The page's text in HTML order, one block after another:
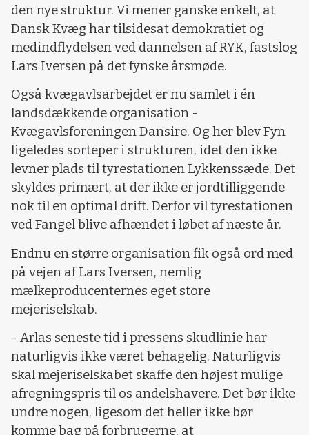
den nye struktur. Vi mener ganske enkelt, at
Dansk Kvæg har tilsidesat demokratiet og
medindflydelsen ved dannelsen af RYK, fastslog
Lars Iversen på det fynske årsmøde.
Også kvægavlsarbejdet er nu samlet i én
landsdækkende organisation -
Kvægavlsforeningen Dansire. Og her blev Fyn
ligeledes sorteper i strukturen, idet den ikke
levner plads til tyrestationen Lykkenssæde. Det
skyldes primært, at der ikke er jordtilliggende
nok til en optimal drift. Derfor vil tyrestationen
ved Fangel blive afhændet i løbet af næste år.
Endnu en større organisation fik også ord med
på vejen af Lars Iversen, nemlig
mælkeproducenternes eget store
mejeriselskab.
- Arlas seneste tid i pressens skudlinie har
naturligvis ikke været behagelig. Naturligvis
skal mejeriselskabet skaffe den højest mulige
afregningspris til os andelshavere. Det bør ikke
undre nogen, ligesom det heller ikke bør
komme bag på forbrugerne, at